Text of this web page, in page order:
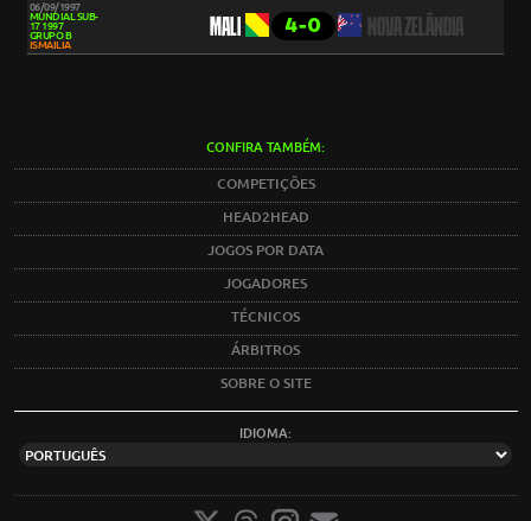
06/09/1997
MUNDIAL SUB-
17 1997
GRUPO B
ISMAILIA
MALI 4-0 NOVA ZELÂNDIA
CONFIRA TAMBÉM:
COMPETIÇÕES
HEAD2HEAD
JOGOS POR DATA
JOGADORES
TÉCNICOS
ÁRBITROS
SOBRE O SITE
IDIOMA: